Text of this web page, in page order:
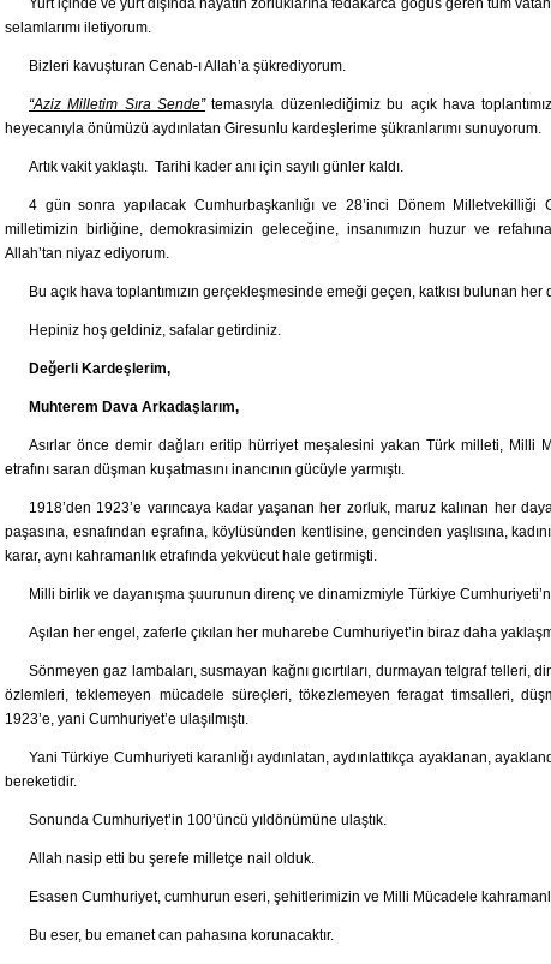
Yurt içinde ve yurt dışında hayatın zorluklarına fedakârca göğüs geren tüm
selamlarımı iletiyorum.
Bizleri kavuşturan Cenab-ı Allah’a şükrediyorum.
“Aziz Milletim Sıra Sende”temasıyla düzenlediğimiz bu açık hava
heyecanıyla önümüzü aydınlatan Giresunlu kardeşlerime şükranlarımı sunuyorum.
Artık vakit yaklaştı. Tarihi kader anı için sayılı günler kaldı.
4 gün sonra yapılacak Cumhurbaşkanlığı ve 28’inci Dönem
milletimizin birliğine, demokrasimizin geleceğine, insanımızın huzur ve
Allah’tan niyaz ediyorum.
Bu açık hava toplantımızın gerçekleşmesinde emeği geçen, katkısı bulunan
Hepiniz hoş geldiniz, safalar getirdiniz.
Değerli Kardeşlerim,
Muhterem Dava Arkadaşlarım,
Asırlar önce demir dağları eritip hürriyet meşalesini yakan Türk milleti, Milli
etrafını saran düşman kuşatmasını inancının gücüyle yarmıştı.
1918’den 1923’e varıncaya kadar yaşanan her zorluk, maruz kalınan her
paşasına, esnafından eşrafına, köylüsünden kentlisine, gencinden yaşlısına,
karar, aynı kahramanlık etrafında yekvücut hale getirmişti.
Milli birlik ve dayanışma şuurunun direnç ve dinamizmiyle Türkiye
Aşılan her engel, zaferle çıkılan her muharebe Cumhuriyet’in biraz daha
Sönmeyen gaz lambaları, susmayan kağnı gıcırtıları, durmayan telgraf telleri,
özlemleri, teklemeyen mücadele süreçleri, tökezlemeyen feragat timsalleri,
1923’e, yani Cumhuriyet’e ulaşılmıştı.
Yani Türkiye Cumhuriyeti karanlığı aydınlatan, aydınlattıkça ayaklanan,
bereketidir.
Sonunda Cumhuriyet’in 100’üncü yıldönümüne ulaştık.
Allah nasip etti bu şerefe milletçe nail olduk.
Esasen Cumhuriyet, cumhurun eseri, şehitlerimizin ve Milli Mücadele
Bu eser, bu emanet can pahasına korunacaktır.